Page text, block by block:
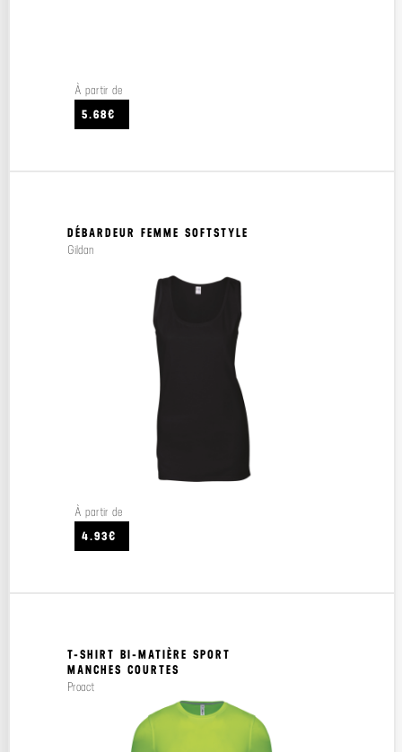
À partir de
5.68€
DÉBARDEUR FEMME SOFTSTYLE
Gildan
À partir de
4.93€
T-SHIRT BI-MATIÈRE SPORT
MANCHES COURTES
Proact